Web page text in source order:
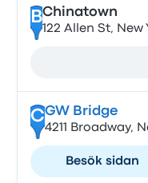
BChinatown
122 Allen St, New
CGW Bridge
4211 Broadway,
Besök sidan